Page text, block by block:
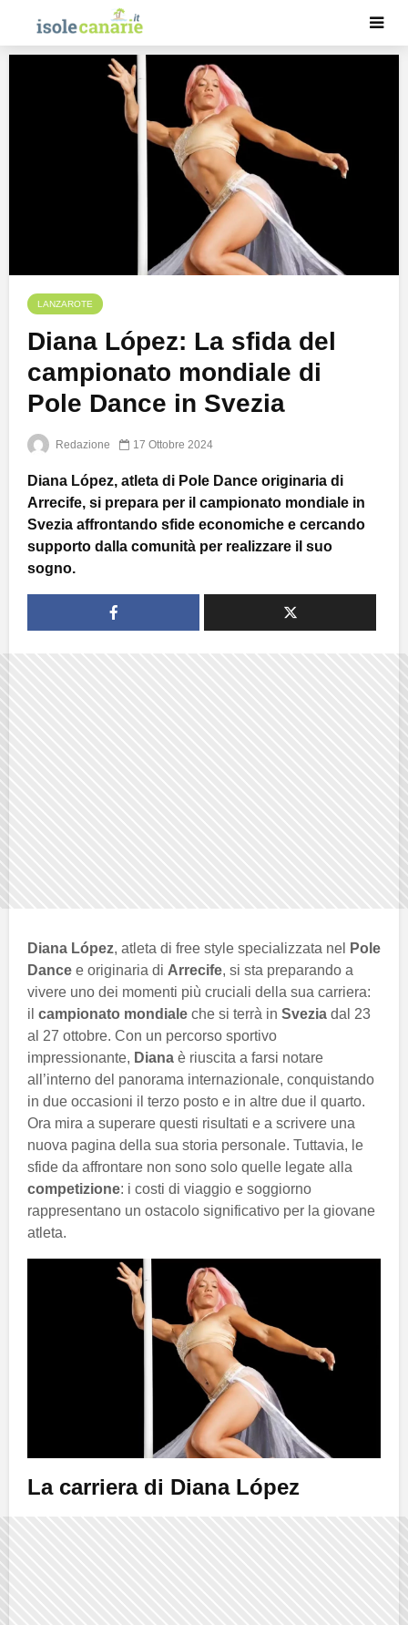
LANZAROTE
Diana López: La sfida del
campionato mondiale di
Pole Dance in Svezia
Redazione 17 Ottobre 2024
Diana López, atleta di Pole Dance originaria di
Arrecife, si prepara per il campionato mondiale in
Svezia affrontando sfide economiche e cercando
supporto dalla comunità per realizzare il suo
sogno.
Diana López, atleta di free style specializzata nel
Pole
Dance e originaria di Arrecife, si sta preparando a
vivere uno dei momenti più cruciali della sua carriera:
il campionato mondiale che si terrà in Svezia dal 23
al 27 ottobre. Con un percorso sportivo
impressionante, Diana è riuscita a farsi notare
all’interno del panorama internazionale, conquistando
in due occasioni il terzo posto e in altre due il quarto.
Ora mira a superare questi risultati e a scrivere una
nuova pagina della sua storia personale. Tuttavia, le
sfide da affrontare non sono solo quelle legate alla
competizione: i costi di viaggio e soggiorno
rappresentano un ostacolo significativo per la giovane
atleta.
La carriera di Diana López